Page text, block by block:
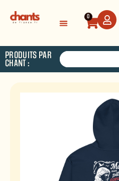
0
PRODUITS PAR
CHANT :